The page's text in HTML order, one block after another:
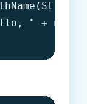
" + name